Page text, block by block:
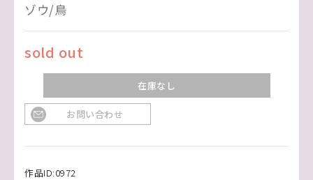
ゾウ/鳥
sold out
在庫なし
お問い合わせ
作品ID:0972